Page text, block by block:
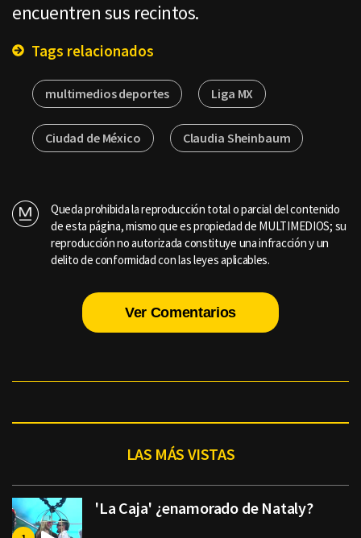
encuentren sus recintos.
Tags relacionados
multimedios deportes Liga MX
Ciudad de México Claudia Sheinbaum
Queda prohibida la reproducción total o parcial del contenido
de esta página, mismo que es propiedad de MULTIMEDIOS; su
reproducción no autorizada constituye una infracción y un
delito de conformidad con las leyes aplicables.
Ver Comentarios
LAS MÁS VISTAS
'La Caja' ¿enamorado de Nataly?